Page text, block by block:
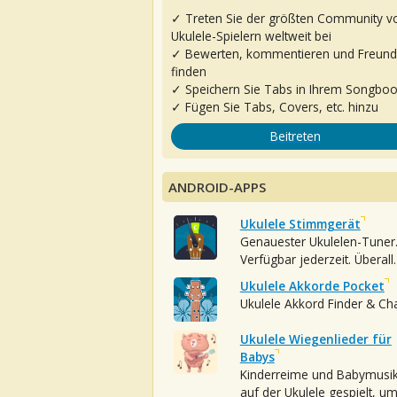
✓ Treten Sie der größten Community
Ukulele-Spielern weltweit bei
✓ Bewerten, kommentieren und
finden
✓ Speichern Sie Tabs in Ihrem
✓ Fügen Sie Tabs, Covers, etc. hinzu
Beitreten
ANDROID-APPS
Ukulele Stimmgerät
Genauester Ukulelen-Tuner.
Verfügbar jederzeit. Überall.
Ukulele Akkorde Pocket
Ukulele Akkord Finder &
Ukulele Wiegenlieder für
Babys
Kinderreime und
auf der Ukulele gespielt, um